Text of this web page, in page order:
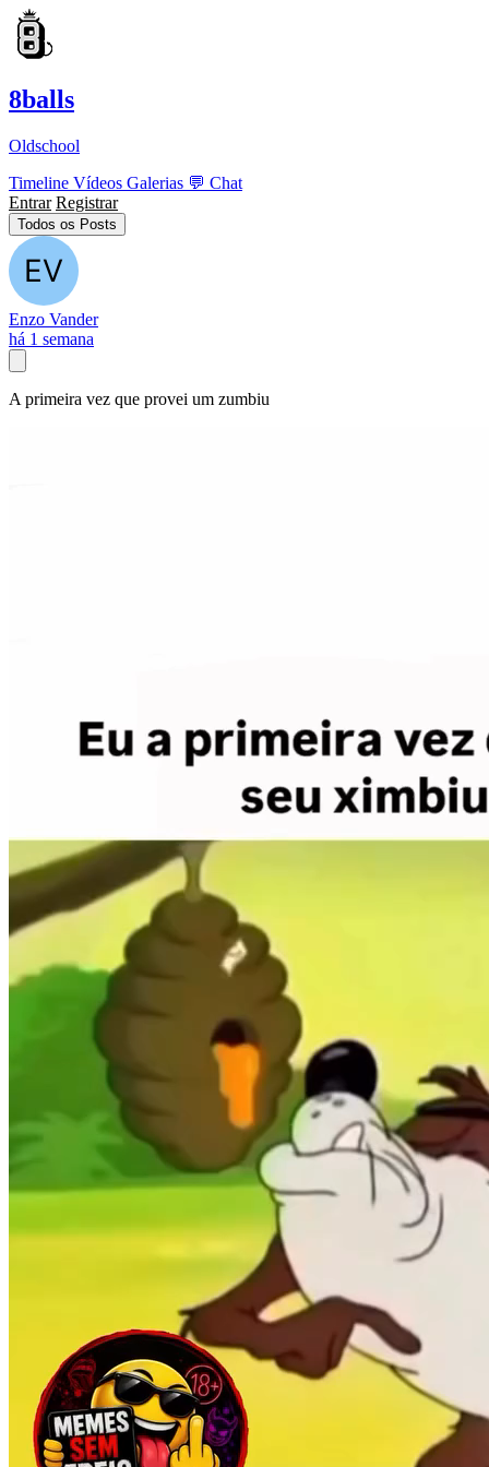
8balls
Oldschool
Timeline Vídeos Galerias 💬 Chat
Entrar Registrar
Todos os Posts
Enzo Vander
há 1 semana
A primeira vez que provei um zumbiu